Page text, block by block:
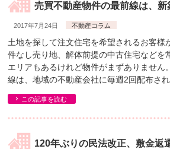
売買不動産物件の最前線は、新
2017年7月24日 不動産コラム
土地を探して注文住宅を希望されるお客様
件なし売り地、解体前提の中古住宅などを
エリアもあるけれど物件がまずありません
線は、地域の不動産会社に毎週2回配布さ
この記事を読む
120年ぶりの民法改正、敷金